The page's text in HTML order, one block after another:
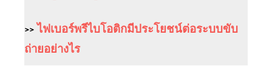
>>ไฟเบอร์พรีไบโอติกมีประโยชน์ต่อระบบขับ
ถ่ายอย่างไร